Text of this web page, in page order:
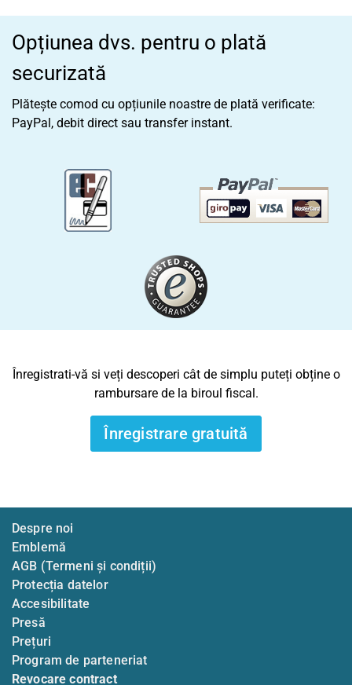
Opțiunea dvs. pentru o plată
securizată
Plătește comod cu opțiunile noastre de plată verificate:
PayPal, debit direct sau transfer instant.
Înregistrati-vă si veți descoperi cât de simplu puteți obține o
rambursare de la biroul fiscal.
Înregistrare gratuită
Despre noi
Emblemă
AGB (Termeni și condiții)
Protecția datelor
Accesibilitate
Presă
Prețuri
Program de parteneriat
Revocare contract